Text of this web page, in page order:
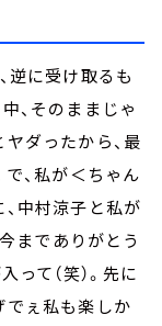
逆に受け取るも
、そのままじゃ
ダったから、最
、私が＜ちゃん
中村涼子と私が
今までありがとう
って（笑）。先に
でぇ私も楽しか